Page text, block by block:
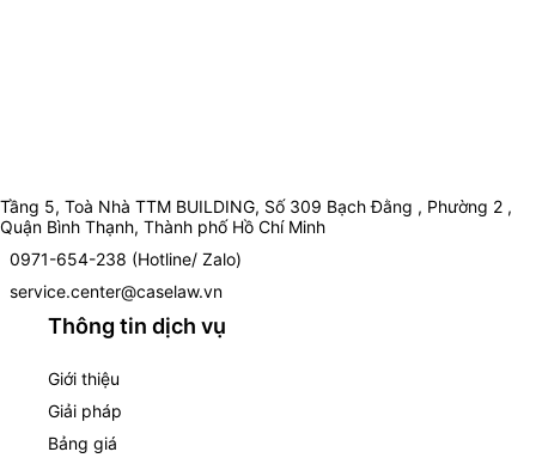
Tầng 5, Toà Nhà TTM BUILDING, Số 309 Bạch Đằng , Phường 2 ,
Quận Bình Thạnh, Thành phố Hồ Chí Minh
0971-654-238 (Hotline/ Zalo)
service.center@caselaw.vn
Thông tin dịch vụ
Giới thiệu
Giải pháp
Bảng giá